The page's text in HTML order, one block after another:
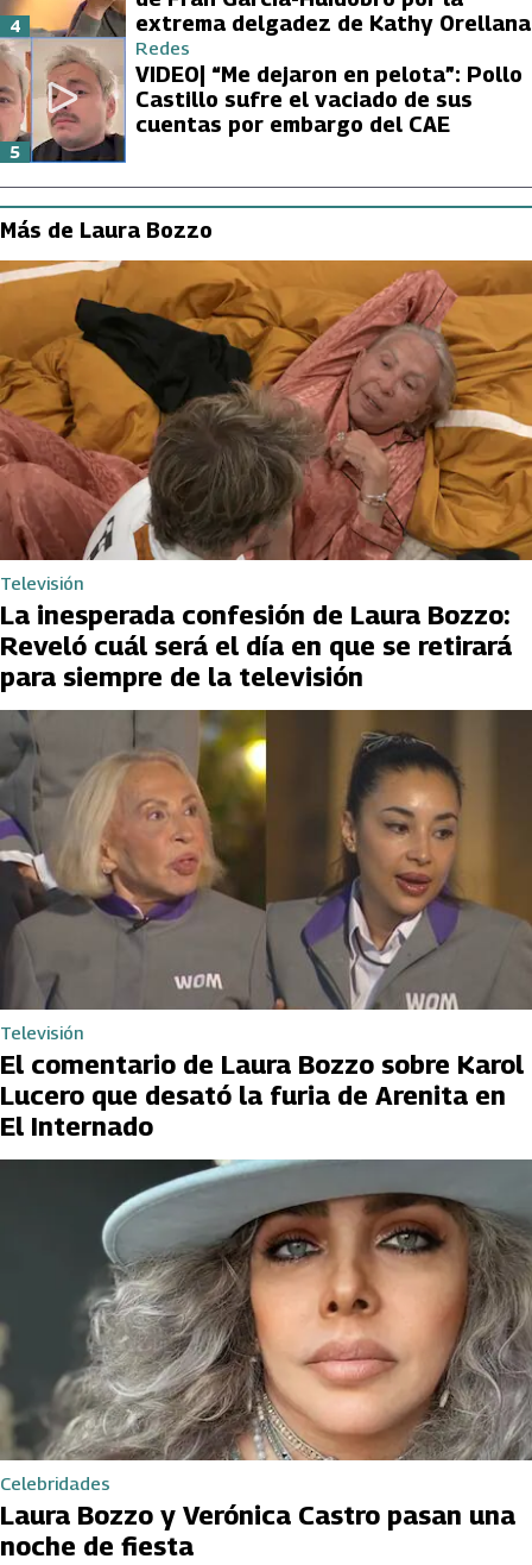
extrema delgadez de Kathy Orellana
4
Redes
VIDEO| “Me dejaron en pelota”: Pollo
Castillo sufre el vaciado de sus
cuentas por embargo del CAE
5
Más de Laura Bozzo
Televisión
La inesperada confesión de Laura Bozzo:
Reveló cuál será el día en que se retirará
para siempre de la televisión
Televisión
El comentario de Laura Bozzo sobre Karol
Lucero que desató la furia de Arenita en
El Internado
Celebridades
Laura Bozzo y Verónica Castro pasan una
noche de fiesta